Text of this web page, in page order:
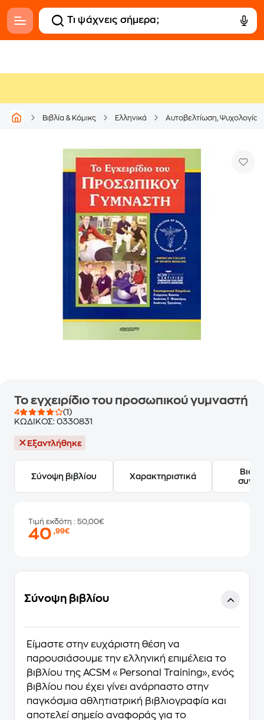
Βιβλία & Κόμικς Ελληνικά Αυτοβελτίωση, Ψυχολογία
Το εγχειρίδιο του προσωπικού γυμναστή
4
(1)
ΚΩΔΙΚΟΣ: 0330831
Εξαντλήθηκε
Σύνοψη βιβλίου Χαρακτηριστικά
Τιμή εκδότη : 50,00€
40,99€
Σύνοψη βιβλίου
Είμαστε στην ευχάριστη θέση να
παρουσιάσουμε την ελληνική επιμέλεια το
βιβλίου της ACSM «Personal Training», ενός
βιβλίου που έχει γίνει ανάρπαστο στην
παγκόσμια αθλητιατρική βιβλιογραφία και
αποτελεί σημείο αναφοράς για το